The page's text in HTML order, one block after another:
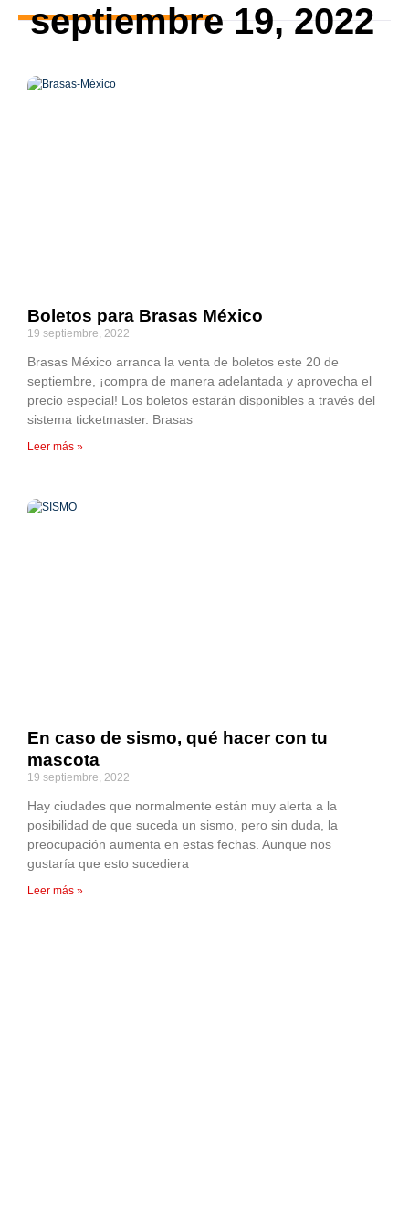
septiembre 19, 2022
Boletos para Brasas México
19 septiembre, 2022
Brasas México arranca la venta de boletos este 20 de
septiembre, ¡compra de manera adelantada y aprovecha el
precio especial! Los boletos estarán disponibles a través del
sistema ticketmaster. Brasas
Leer más »
En caso de sismo, qué hacer con tu
mascota
19 septiembre, 2022
Hay ciudades que normalmente están muy alerta a la
posibilidad de que suceda un sismo, pero sin duda, la
preocupación aumenta en estas fechas. Aunque nos
gustaría que esto sucediera
Leer más »